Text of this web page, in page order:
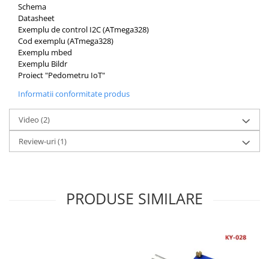
Schema
Datasheet
Exemplu de control I2C (ATmega328)
Cod exemplu (ATmega328)
Exemplu mbed
Exemplu Bildr
Proiect "Pedometru IoT"
Informatii conformitate produs
Video (2)
Review-uri(1)
PRODUSE SIMILARE